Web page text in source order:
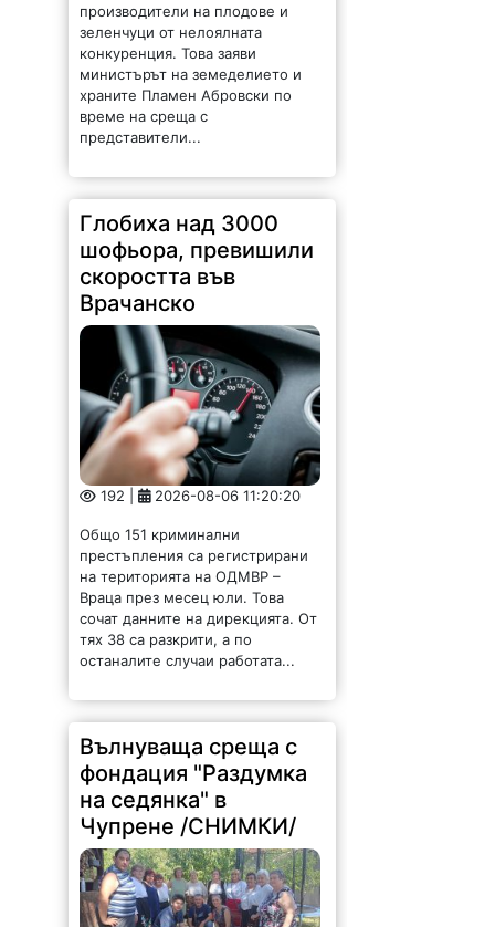
производители на плодове и
зеленчуци от нелоялната
конкуренция. Това заяви
министърът на земеделието и
храните Пламен Абровски по
време на среща с
представители...
Глобиха над 3000
шофьора, превишили
скоростта във
Врачанско
192 | 2026-08-06 11:20:20
Общо 151 криминални
престъпления са регистрирани
на територията на ОДМВР –
Враца през месец юли. Това
сочат данните на дирекцията. От
тях 38 са разкрити, а по
останалите случаи работата...
Вълнуваща среща с
фондация "Раздумка
на седянка" в
Чупрене /СНИМКИ/